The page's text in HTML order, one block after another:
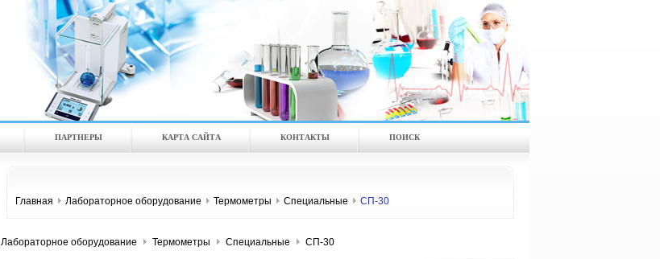
ПАРТНЕРЫ КАРТА САЙТА КОНТАКТЫ ПОИСК
Главная Лабораторное оборудование Термометры Специальные СП-30
Лабораторное оборудование Термометры Специальные СП-30